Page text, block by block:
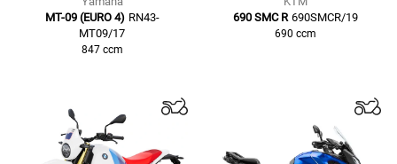
MT-09 (EURO 4) RN43-
MT09/17
847 ccm
690 SMC R 690SMCR/19
690 ccm